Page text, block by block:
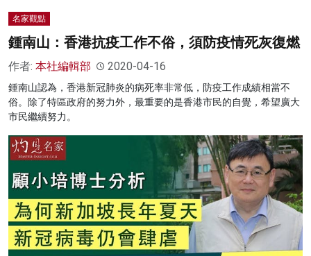
名家觀點
鍾南山：香港抗疫工作不俗，須防疫情死灰復燃
作者: 本社編輯部 2020-04-16
鍾南山認為，香港新冠肺炎的病死率非常低，防疫工作成績相當不
俗。除了特區政府的努力外，最重要的是香港市民的自覺，希望廣大
市民繼續努力。